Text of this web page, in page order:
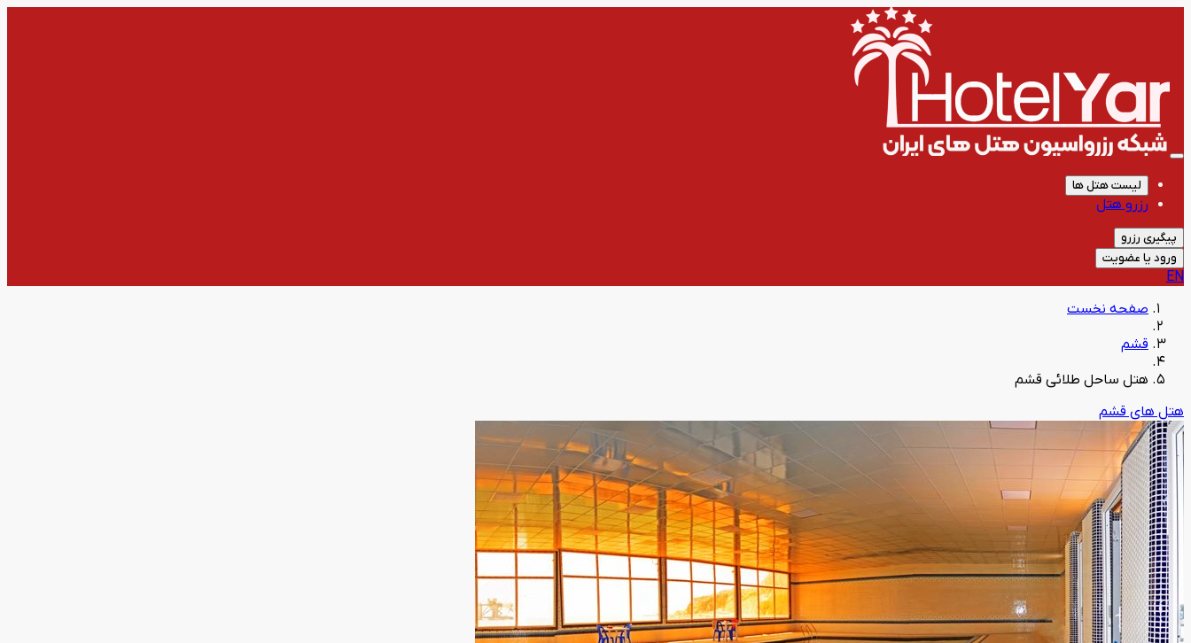
لیست هتل ها
رزرو هتل
پیگیری رزرو
ورود یا عضویت
EN
صفحه نخست
قشم
هتل ساحل طلائی قشم
هتل های قشم